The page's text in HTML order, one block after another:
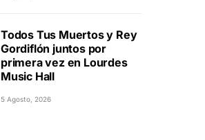
Todos Tus Muertos y Rey
Gordiflón juntos por
primera vez en Lourdes
Music Hall
5 Agosto, 2026